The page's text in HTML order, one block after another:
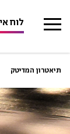
לוח
תיאטרון המדיטק